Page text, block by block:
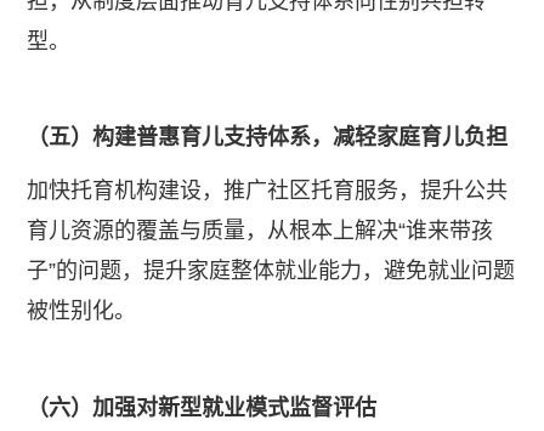
型。
（五）构建普惠育儿支持体系，减轻家庭育儿负担
​加快托育机构建设，推广社区托育服务，提升公共
育儿资源的覆盖与质量，从根本上解决“谁来带孩
子”的问题，提升家庭整体就业能力，避免就业问题
被性别化。
（六）加强对新型就业模式监督评估